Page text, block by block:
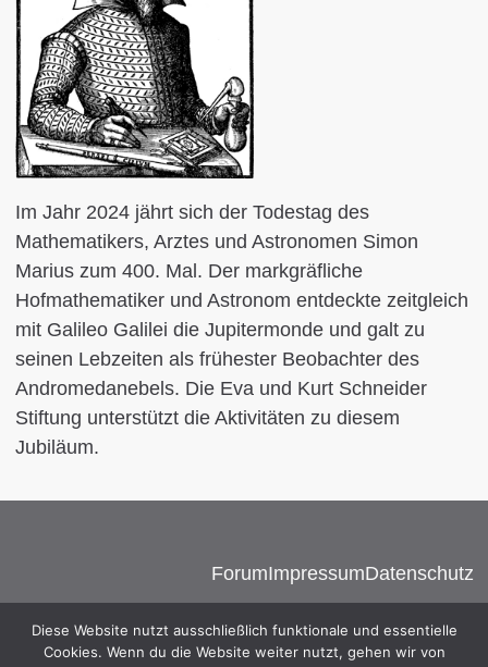
Im Jahr 2024 jährt sich der Todestag des
Mathematikers, Arztes und Astronomen Simon
Marius zum 400. Mal. Der markgräfliche
Hofmathematiker und Astronom entdeckte zeitgleich
mit Galileo Galilei die Jupitermonde und galt zu
seinen Lebzeiten als frühester Beobachter des
Andromedanebels. Die Eva und Kurt Schneider
Stiftung unterstützt die Aktivitäten zu diesem
Jubiläum.
ForumImpressumDatenschutz
Diese Website nutzt ausschließlich funktionale und essentielle
Cookies. Wenn du die Website weiter nutzt, gehen wir von